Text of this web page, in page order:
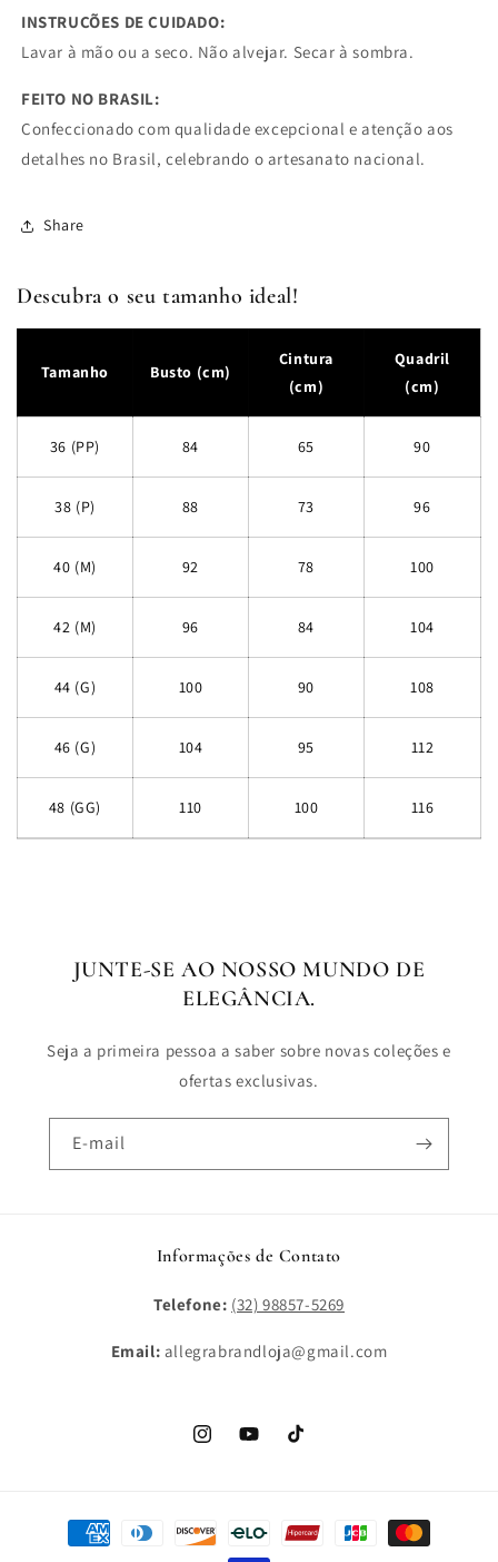
INSTRUÇÕES DE CUIDADO:
Lavar à mão ou a seco. Não alvejar. Secar à sombra.
FEITO NO BRASIL:
Confeccionado com qualidade excepcional e atenção aos
detalhes no Brasil, celebrando o artesanato nacional.
Share
Descubra o seu tamanho ideal!
Tamanho Busto (cm)
Cintura
(cm)
Quadril
(cm)
36 (PP) 84 65 90
38 (P) 88 73 96
40 (M) 92 78 100
42 (M) 96 84 104
44 (G) 100 90 108
46 (G) 104 95 112
48 (GG) 110 100 116
JUNTE-SE AO NOSSO MUNDO DE
ELEGÂNCIA.
Seja a primeira pessoa a saber sobre novas coleções e
ofertas exclusivas.
E-mail
Informações de Contato
Telefone: (32) 98857-5269
Email: allegrabrandloja@gmail.com
InstagramYouTubeTikTok
Formas